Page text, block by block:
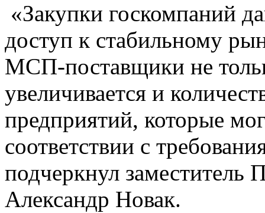
«Закупки госкомпаний
доступ к стабильному
МСП-поставщики не
увеличивается и
предприятий, которые
соответствии с
подчеркнул заместитель
Александр Новак.